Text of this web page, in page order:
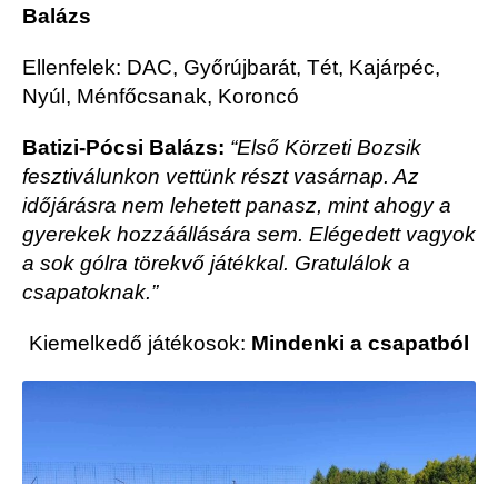
Balázs
Ellenfelek: DAC, Győrújbarát, Tét, Kajárpéc,
Nyúl, Ménfőcsanak, Koroncó
Batizi-Pócsi Balázs: “Első Körzeti Bozsik
fesztiválunkon vettünk részt vasárnap. Az
időjárásra nem lehetett panasz, mint ahogy a
gyerekek hozzáállására sem. Elégedett vagyok
a sok gólra törekvő játékkal. Gratulálok a
csapatoknak.”
Kiemelkedő játékosok: Mindenki a csapatból